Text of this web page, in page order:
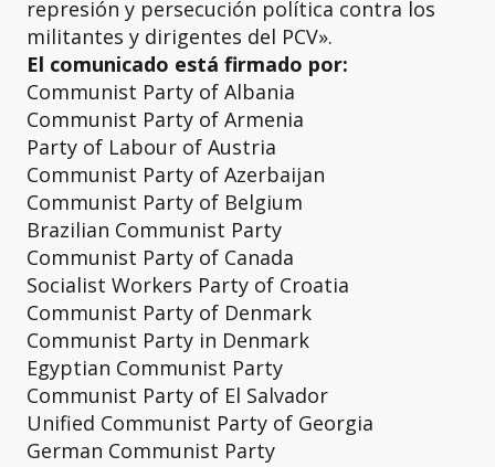
represión y persecución política contra los
militantes y dirigentes del PCV».
El comunicado está firmado por:
Communist Party of Albania
Communist Party of Armenia
Party of Labour of Austria
Communist Party of Azerbaijan
Communist Party of Belgium
Brazilian Communist Party
Communist Party of Canada
Socialist Workers Party of Croatia
Communist Party of Denmark
Communist Party in Denmark
Egyptian Communist Party
Communist Party of El Salvador
Unified Communist Party of Georgia
German Communist Party